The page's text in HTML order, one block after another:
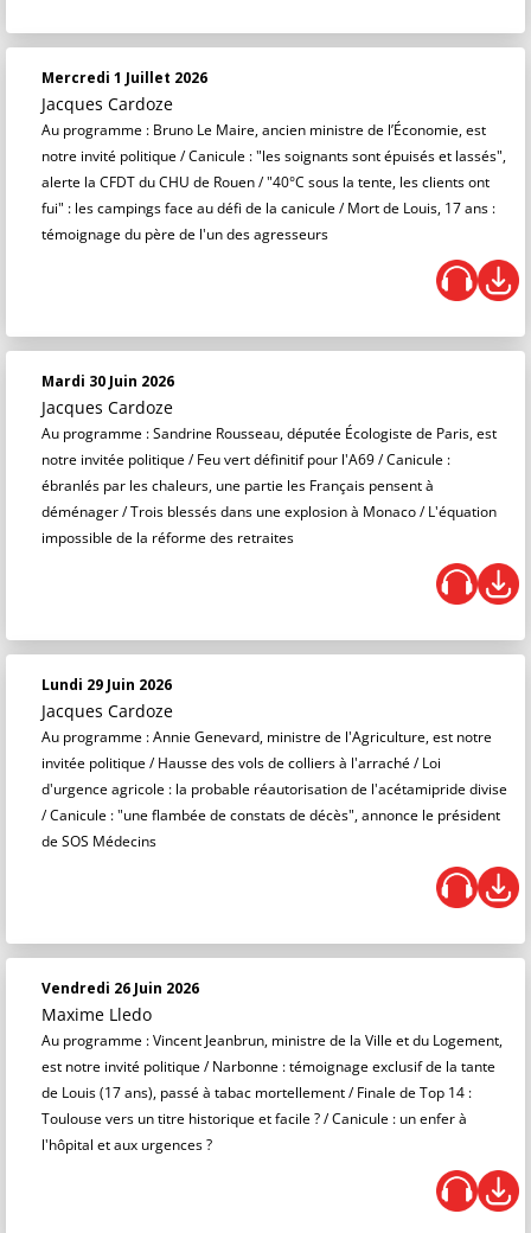
Mercredi 1 Juillet 2026
Jacques Cardoze
Au programme : Bruno Le Maire, ancien ministre de l’Économie, est
notre invité politique / Canicule : "les soignants sont épuisés et lassés",
alerte la CFDT du CHU de Rouen / "40°C sous la tente, les clients ont
fui" : les campings face au défi de la canicule / Mort de Louis, 17 ans :
témoignage du père de l'un des agresseurs
Mardi 30 Juin 2026
Jacques Cardoze
Au programme : Sandrine Rousseau, députée Écologiste de Paris, est
notre invitée politique / Feu vert définitif pour l'A69 / Canicule :
ébranlés par les chaleurs, une partie les Français pensent à
déménager / Trois blessés dans une explosion à Monaco / L'équation
impossible de la réforme des retraites
Lundi 29 Juin 2026
Jacques Cardoze
Au programme : Annie Genevard, ministre de l'Agriculture, est notre
invitée politique / Hausse des vols de colliers à l'arraché / Loi
d'urgence agricole : la probable réautorisation de l'acétamipride divise
/ Canicule : "une flambée de constats de décès", annonce le président
de SOS Médecins
Vendredi 26 Juin 2026
Maxime Lledo
Au programme : Vincent Jeanbrun, ministre de la Ville et du Logement,
est notre invité politique / Narbonne : témoignage exclusif de la tante
de Louis (17 ans), passé à tabac mortellement / Finale de Top 14 :
Toulouse vers un titre historique et facile ? / Canicule : un enfer à
l'hôpital et aux urgences ?